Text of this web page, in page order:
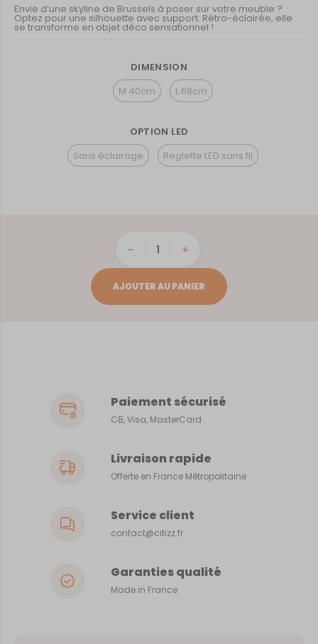
Envie d’une skyline de Brussels à poser sur votre meuble ?
Optez pour une silhouette avec support. Rétro-éclairée, elle
se transforme en objet déco sensationnel !
DIMENSION
M 40cm
L 68cm
OPTION LED
Sans éclairage
Reglette LED sans fil
quantité
Brussels
AJOUTER AU PANIER
Paiement sécurisé
CB, Visa, MasterCard
Livraison rapide
Offerte en France Métropolitaine
Service client
contact@citizz.fr
Garanties qualité
Made in France